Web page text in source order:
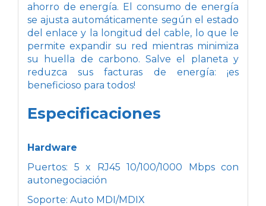
ahorro de energía. El consumo de energía
se ajusta automáticamente según el estado
del enlace y la longitud del cable, lo que le
permite expandir su red mientras minimiza
su huella de carbono. Salve el planeta y
reduzca sus facturas de energía: ¡es
beneficioso para todos!
Especificaciones
Hardware
Puertos: 5 x RJ45 10/100/1000 Mbps con
autonegociación
Soporte: Auto MDI/MDIX